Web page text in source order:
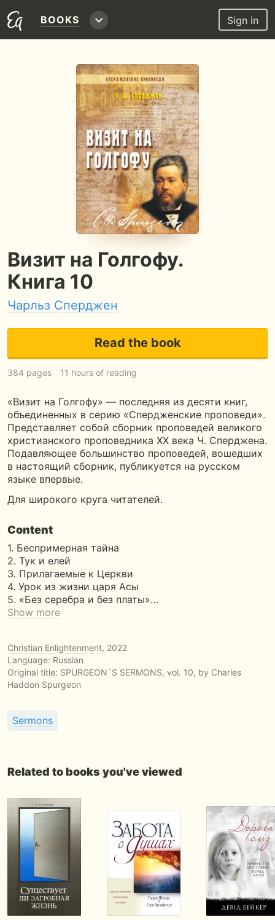
BOOKS Sign in
Визит на Голгофу.
Книга 10
Чарльз Сперджен
Read the book
384 pages 11 hours of reading
«Визит на Голгофу» — последняя из десяти книг,
объединенных в серию «Спердженские проповеди».
Представляет собой сборник проповедей великого
христианского проповедника ХХ века Ч. Сперджена.
Подавляющее большинство проповедей, вошедших
в настоящий сборник, публикуется на русском
языке впервые.
Для широкого круга читателей.
Content
1. Беспримерная тайна
2. Тук и елей
3. Прилагаемые к Церкви
4. Урок из жизни царя Асы
5. «Без серебра и без платы»…
Show more
Christian Enlightenment, 2022
Language: Russian
Original title: SPURGEON`S SERMONS, vol. 10, by Charles
Haddon Spurgeon
Sermons
Related to books you've viewed